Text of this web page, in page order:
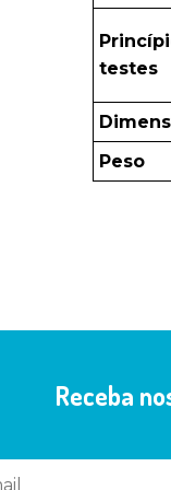
testes
Peso
Receba